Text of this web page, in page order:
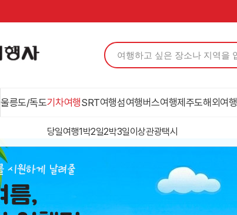
울릉도/독도기차여행
당일여행1박2일2박3일이상관광택시
SRT여행섬여행버스여행제주도해외여행